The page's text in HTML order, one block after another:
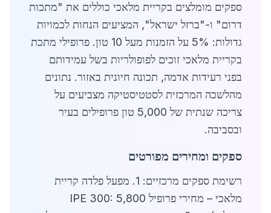
ספקים מומלצים בקריית מלאכי כוללים את "מתכות
דרום" ו-"ברזל ישראל", המציעים הנחות לכמויות
גדולות: 5% על הזמנות מעל 10 טון. פרופילי מתכת
בקריית מלאכי זוכים לפופולריות בשל עמידותם
בפני רעידות אדמה, תכונה חיונית באזור. נתונים
מהלשכה המרכזית לסטטיסטיקה מצביעים על
צריכה שנתית של 5,000 טון פרופילים בעיר
ובסביבה.
ספקים ומחירים מפורטים
רשימת ספקים מרכזיים: 1. מפעל פלדה קריית
מלאכי – מחירי פרופיל IPE 300: 5,800